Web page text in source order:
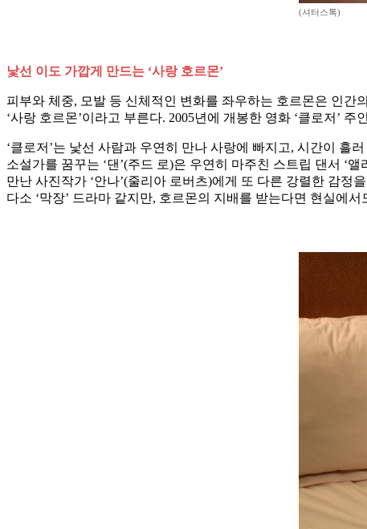
(셔터스톡)
낯선 이도 가깝게 만드는 ‘사랑 호르몬’
피부와 체중, 모발 등 신체적인 변화를 좌우하는 호르몬은 인간
‘사랑 호르몬’이라고 부른다. 2005년에 개봉한 영화 ‘클로저’
‘클로저’는 낯선 사람과 우연히 만나 사랑에 빠지고, 시간이 흘
소설가를 꿈꾸는 ‘댄’(주드 로)은 우연히 마주친 스트립 댄서 ‘
만난 사진작가 ‘안나’(줄리아 로버츠)에게 또 다른 강렬한 감정
다소 ‘막장’ 드라마 같지만, 호르몬의 지배를 받는다면 현실에